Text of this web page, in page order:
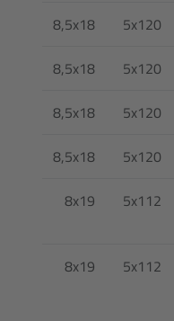
8,5x18 5x120
8,5x18 5x120
8,5x18 5x120
8,5x18 5x120
8x19 5x112
8x19 5x112